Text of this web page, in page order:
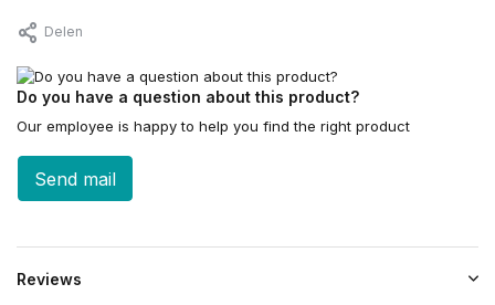
Delen
Do you have a question about this product?
Our employee is happy to help you find the right product
Send mail
Reviews